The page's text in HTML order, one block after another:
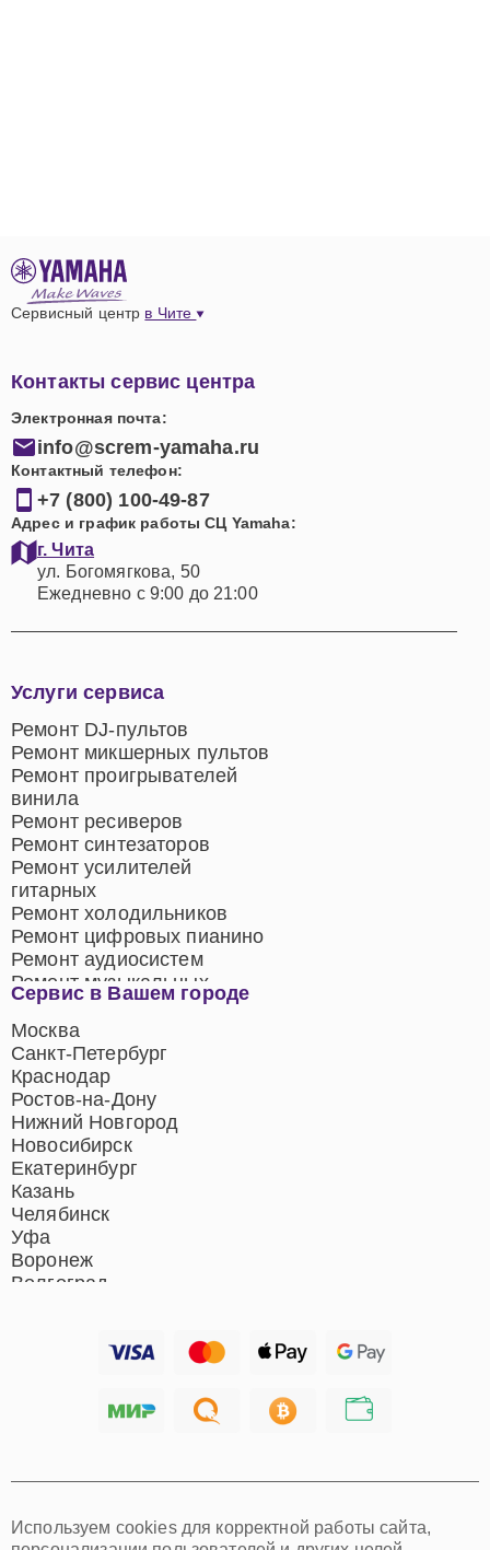
Сервисный центр в Чите
Контакты сервис центра
Электронная почта:
info@screm-yamaha.ru
Контактный телефон:
+7 (800) 100-49-87
Адрес и график работы СЦ Yamaha:
г. Чита
ул. Богомягкова, 50
Ежедневно с 9:00 до 21:00
Сервис в Вашем городе
Москва
Санкт-Петербург
Краснодар
Ростов-на-Дону
Нижний Новгород
Новосибирск
Екатеринбург
Казань
Челябинск
Уфа
Воронеж
Волгоград
Хабаровск
Омск
Услуги сервиса
Ремонт DJ-пультов
Ремонт микшерных пультов
Ремонт проигрывателей
винила
Ремонт ресиверов
Ремонт синтезаторов
Ремонт усилителей
гитарных
Ремонт холодильников
Ремонт цифровых пианино
Ремонт аудиосистем
Ремонт музыкальных
центров
Ремонт домашних
кинотеатров
Ремонт микрофонов
Ремонт акустических
систем
Используем cookies для корректной работы сайта,